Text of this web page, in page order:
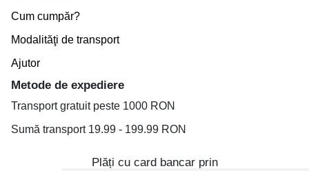
Cum cumpăr?
Modalităţi de transport
Ajutor
Metode de expediere
Transport gratuit peste 1000 RON
Sumă transport 19.99 - 199.99 RON
Plăți cu card bancar prin